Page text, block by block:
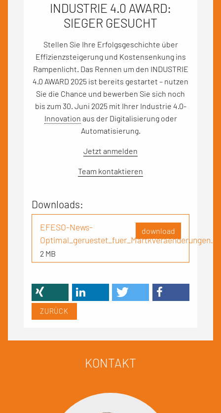
INDUSTRIE 4.0 AWARD:
SIEGER GESUCHT
Stellen Sie Ihre Erfolgsgeschichte über
Effizienzsteigerung und Kostensenkung ins
Rampenlicht. Das Rennen um den INDUSTRIE
4.0 AWARD 2025 ist bereits gestartet – nutzen
Sie die Chance und bewerben Sie sich noch
bis zum 30. Juni 2025 mit Ihrer Industrie 4.0-
Innovation aus der Digitalisierung oder
Automatisierung.
Jetzt anmelden
Team kontaktieren
Downloads:
EFESO-News-
2 MB
download
ZURÜCK
KONTAKT